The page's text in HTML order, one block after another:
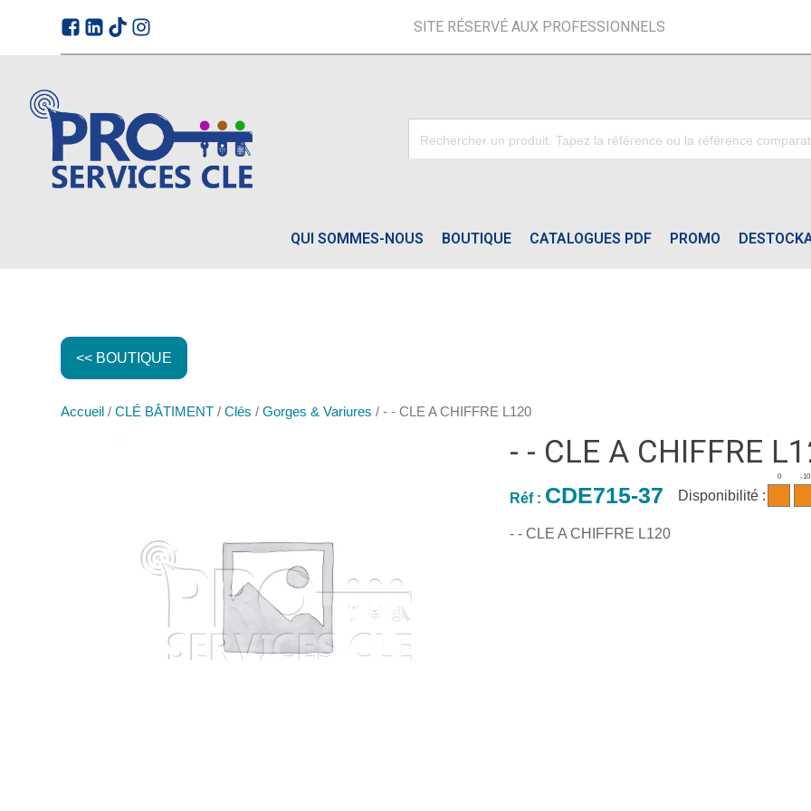
SITE RÉSERVÉ AUX PROFESSIONNELS
QUI SOMMES-NOUS BOUTIQUE CATALOGUES PDF PROMO
<< BOUTIQUE
Accueil /CLÉ BÂTIMENT /Clés /Gorges & Variures / - - CLE A CHIFFRE L120
- - CLE A CHIFFRE
Réf : CDE715-37 Disponibilité :
0 -10
- - CLE A CHIFFRE L120